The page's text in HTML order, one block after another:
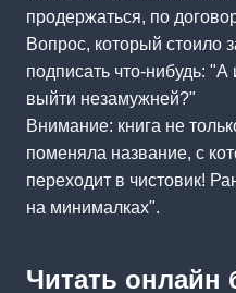
продержаться, по
Вопрос, который стоило
подписать что-нибудь:
выйти незамужней?"
Внимание: книга не
поменяла название, с
переходит в чистовик!
на минималках".
Читать онлайн